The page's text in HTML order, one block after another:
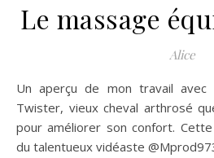
Le massage
Alice
Un aperçu de mon travail avec la prise en charge de
Twister, vieux cheval arthrosé
pour améliorer son confort.
du talentueux vidéaste